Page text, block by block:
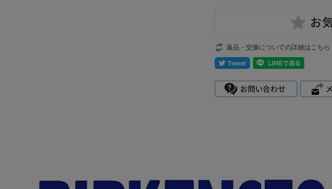
返品・交換についての詳細はこちら